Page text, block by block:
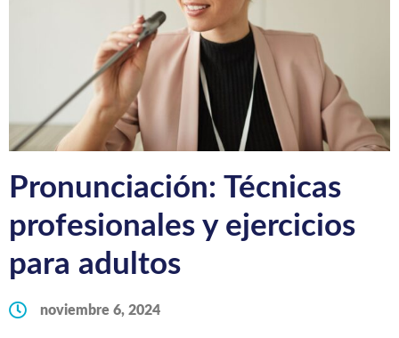
Pronunciación: Técnicas
profesionales y ejercicios
para adultos
noviembre 6, 2024